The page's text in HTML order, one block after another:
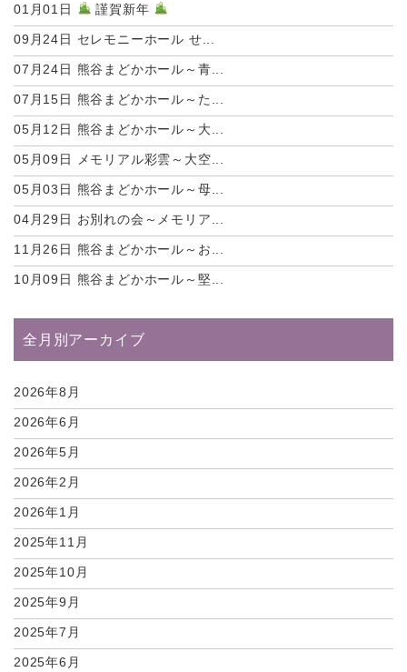
01月01日 謹賀新年
09月24日 セレモニーホール せ...
07月24日 熊谷まどかホール～青...
07月15日 熊谷まどかホール～た...
05月12日 熊谷まどかホール～大...
05月09日 メモリアル彩雲～大空...
05月03日 熊谷まどかホール～母...
04月29日 お別れの会～メモリア...
11月26日 熊谷まどかホール～お...
10月09日 熊谷まどかホール～堅...
全月別アーカイブ
2026年8月
2026年6月
2026年5月
2026年2月
2026年1月
2025年11月
2025年10月
2025年9月
2025年7月
2025年6月